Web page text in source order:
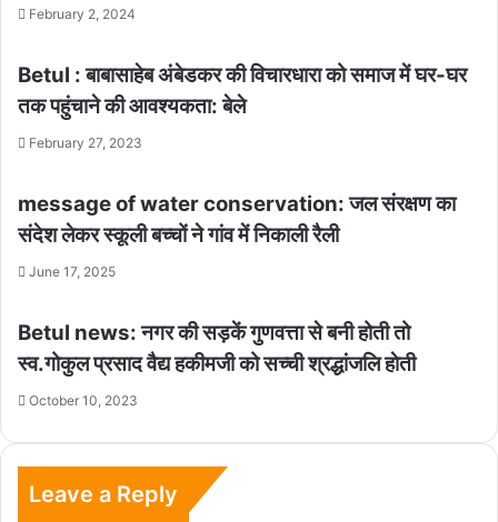
February 2, 2024
Betul : बाबासाहेब अंबेडकर की विचारधारा को समाज में घर-घर
तक पहुंचाने की आवश्यकता: बेले
February 27, 2023
message of water conservation: जल संरक्षण का
संदेश लेकर स्कूली बच्चों ने गांव में निकाली रैली
June 17, 2025
Betul news: नगर की सड़कें गुणवत्ता से बनी होती तो
स्व.गोकुल प्रसाद वैद्य हकीमजी को सच्ची श्रद्धांजलि हाेती
October 10, 2023
Leave a Reply